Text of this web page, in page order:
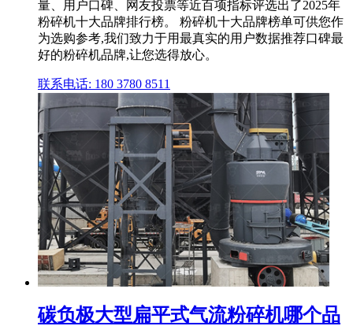
量、用户口碑、网友投票等近百项指标评选出了2025年
粉碎机十大品牌排行榜。 粉碎机十大品牌榜单可供您作
为选购参考,我们致力于用最真实的用户数据推荐口碑最
好的粉碎机品牌,让您选得放心。
联系电话: 180 3780 8511
碳负极大型扁平式气流粉碎机哪个品